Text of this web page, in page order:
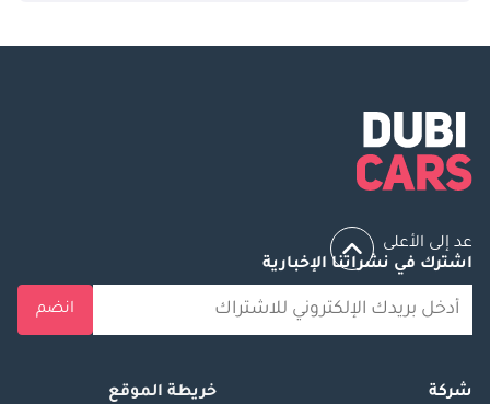
عد إلى الأعلى
اشترك في نشراتنا الإخبارية
انضم
شركة
خريطة الموقع